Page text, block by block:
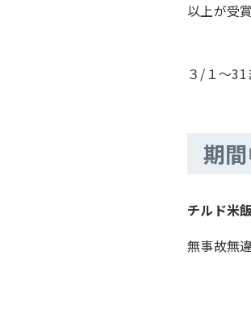
以上が受
３/１～31
期
チルド米
無事故無